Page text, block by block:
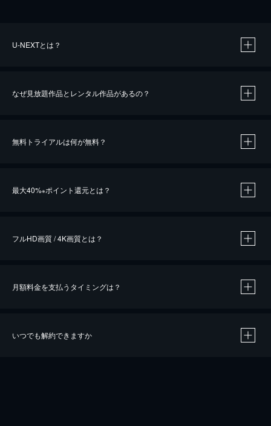
U-NEXTとは？
なぜ見放題作品とレンタル作品があるの？
無料トライアルは何が無料？
最大40%※ポイント還元とは？
※40％ポイント還元の対象は、クレジットカード決済による作品の購入 / レンタルです。
フルHD画質 / 4K画質とは？
月額料金を支払うタイミングは？
いつでも解約できますか